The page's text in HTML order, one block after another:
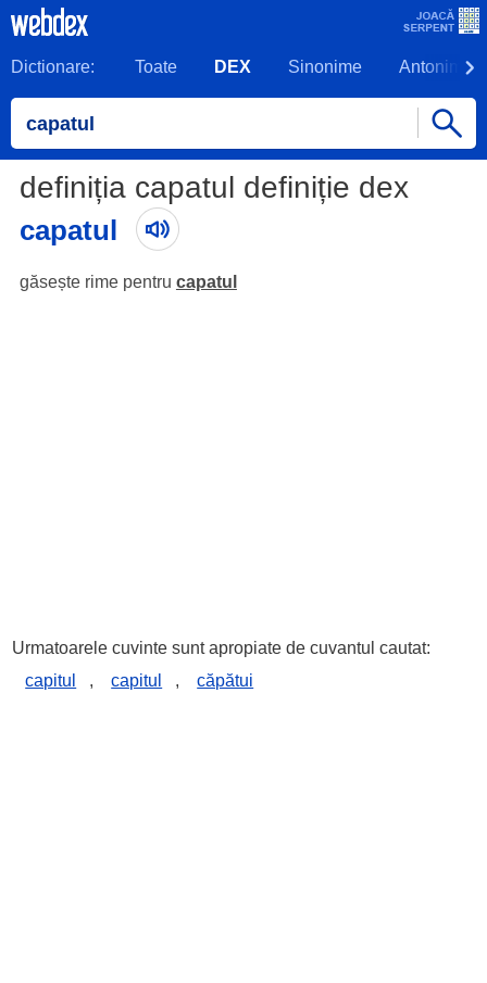
Dictionare: Toate DEX Sinonime Antonime
definiția capatul definiție dex
capatul
găsește rime pentru capatul
Urmatoarele cuvinte sunt apropiate de cuvantul cautat:
capitul
, capitul , căpătui